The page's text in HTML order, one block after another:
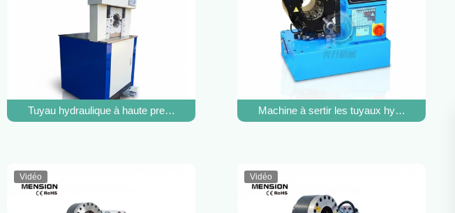
de raccordement de tuyaux hydrauliques, outil de criblage de tuyaux
Tuyau hydraulique à haute pression Tuyau à haute pression Tuyau à haute pression Tuyau à
Machine à sertir les tuyaux hydrauliques
Vidéo Vidéo